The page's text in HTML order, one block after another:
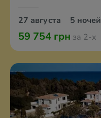
27 августа 5 ночей
59 754 грн за 2-х